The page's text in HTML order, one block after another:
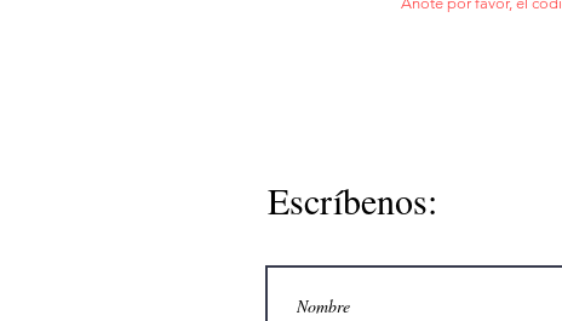
Escríbenos: